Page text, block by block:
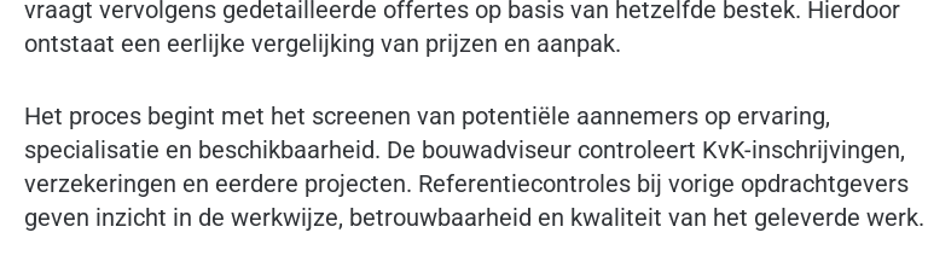
vraagt vervolgens gedetailleerde offertes op basis van hetzelfde bestek. Hierdoor
ontstaat een eerlijke vergelijking van prijzen en aanpak.
Het proces begint met het screenen van potentiële aannemers op ervaring,
specialisatie en beschikbaarheid. De bouwadviseur controleert KvK-inschrijvingen,
verzekeringen en eerdere projecten. Referentiecontroles bij vorige opdrachtgevers
geven inzicht in de werkwijze, betrouwbaarheid en kwaliteit van het geleverde werk.